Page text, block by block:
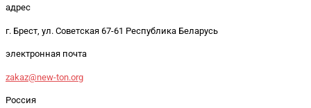
адрес
г. Брест, ул. Советская 67-61 Республика Беларусь
электронная почта
zakaz@new-ton.org
Россия